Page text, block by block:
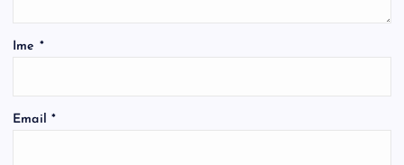
Ime *
Email *